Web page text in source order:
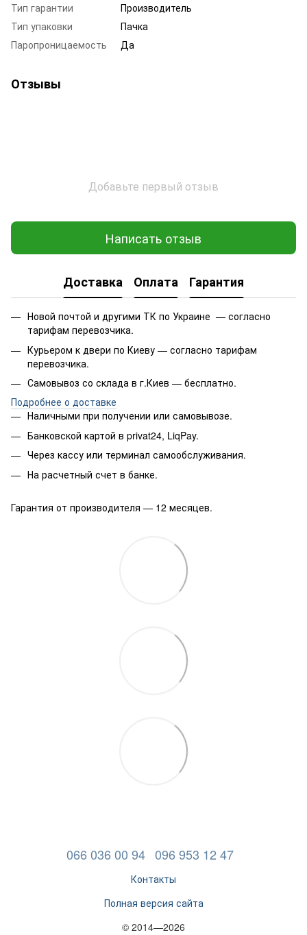
Тип гарантии
Производитель
Тип упаковки
Пачка
Паропроницаемость
Да
Отзывы
Добавьте первый отзыв
Написать отзыв
Доставка Оплата Гарантия
Новой почтой и другими ТК по Украине — согласно
тарифам перевозчика.
Курьером к двери по Киеву — согласно тарифам
перевозчика.
Самовывоз со склада в г.Киев — бесплатно.
Подробнее о доставке
Наличными при получении или самовывозе.
Банковской картой в privat24, LiqPay.
Через кассу или терминал самообслуживания.
На расчетный счет в банке.
Гарантия от производителя — 12 месяцев.
066 036 00 94 096 953 12 47
Контакты
Полная версия сайта
© 2014—2026